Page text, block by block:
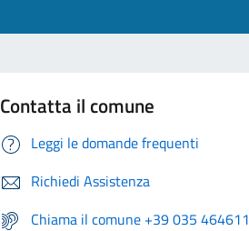
Contatta il comune
Leggi le domande frequenti
Richiedi Assistenza
Chiama il comune +39 035 464611